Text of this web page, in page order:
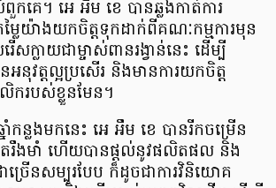
គេ។ អេ អឹម ខេ បានឆ្លងកាត់ការ
លៃយ៉ាងយកចិត្តទុកដាក់ពីគណៈកម្មការមុន
សក្លាយជាម្ចាស់ពានរង្វាន់នេះ ដើម្បី
អនុវត្តល្អប្រសើរ និងមានការយកចិត្ត
ករបស់ខ្លួនមែន។
កន្លងមកនេះ អេ អឹម ខេ បានរីកចម្រើន
ែរឹងមាំ ហើយបានផ្ដល់នូវផលិតផល និង
ជាច្រើនសម្បូរបែប ក៏ដូចជាការវិនិយោគ